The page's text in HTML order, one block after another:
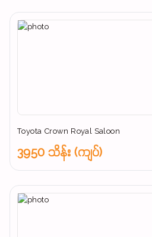
Toyota Crown Royal Saloon
3950 သိန်း (ကျပ်)